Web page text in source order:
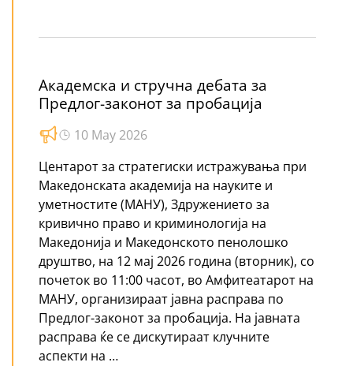
Академска и стручна дебата за
Предлог-законот за пробација
10 May 2026
Центарот за стратегиски истражувања при
Македонската академија на науките и
уметностите (МАНУ), Здружението за
кривично право и криминологија на
Македонија и Македонското пенолошко
друштво, на 12 мај 2026 година (вторник), со
почеток во 11:00 часот, во Амфитеатарот на
МАНУ, организираат јавна расправа по
Предлог-законот за пробација. На јавната
расправа ќе се дискутираат клучните
аспекти на …